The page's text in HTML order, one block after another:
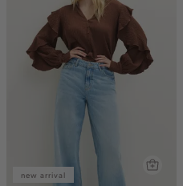
new arrival